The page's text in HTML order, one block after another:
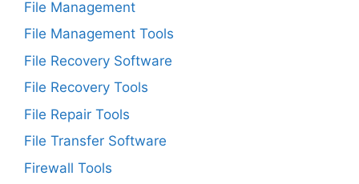
File Management
File Management Tools
File Recovery Software
File Recovery Tools
File Repair Tools
File Transfer Software
Firewall Tools